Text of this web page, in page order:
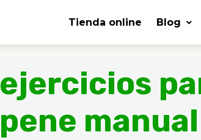
Tienda online Blog
ejercicios
pene manual